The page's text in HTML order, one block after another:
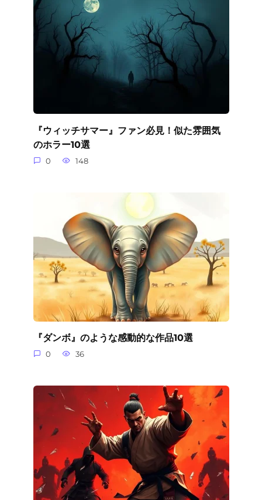
『ウィッチサマー』ファン必見！似た雰囲気
のホラー10選
0 148
『ダンボ』のような感動的な作品10選
0 36